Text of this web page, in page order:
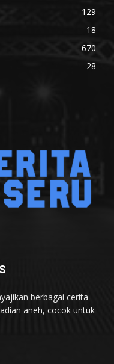
129
18
670
28
berbagai cerita
aneh, cocok untuk